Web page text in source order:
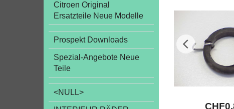
Citroen Original
Ersatzteile Neue Modelle
Prospekt Downloads
Spezial-Angebote Neue
Teile
<NULL>
CHF